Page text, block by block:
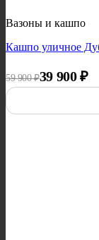
Вазоны и кашпо
Кашпо уличное
59 900₽39 900₽
Текущая цена: